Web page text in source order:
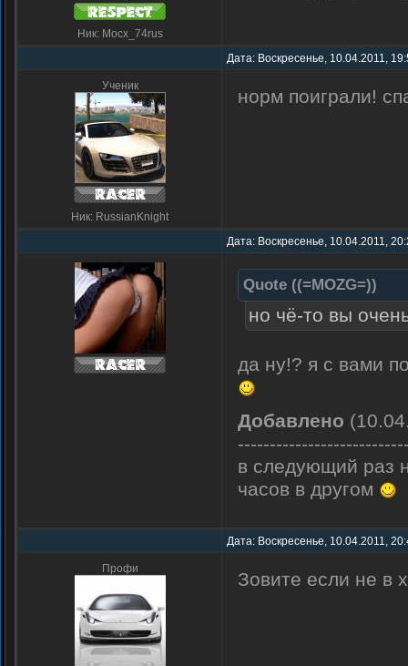
Ник: Mocx_74rus
Дата: Воскресенье, 10.04.2011,
Ученик
Ник: RussianKnight
норм поиграли!
Дата: Воскресенье, 10.04.2011,
Quote ((=MOZG=))
но чё-то вы
да ну!? я с вами
Добавлено
в следующий раз
часов в другом
Дата: Воскресенье, 10.04.2011,
Профи Зовите если не в